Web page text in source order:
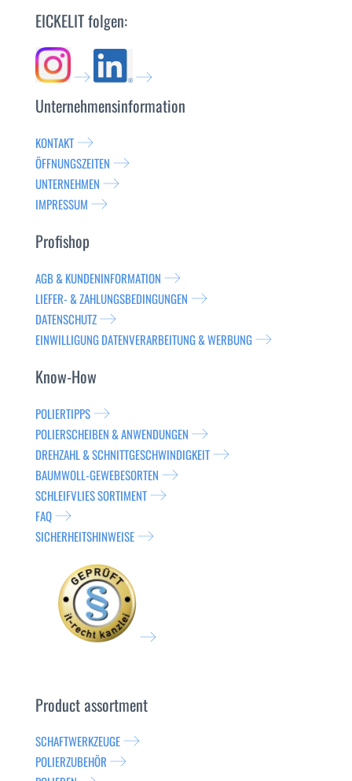
EICKELIT folgen:
Unternehmensinformation
KONTAKT
ÖFFNUNGSZEITEN
UNTERNEHMEN
IMPRESSUM
Profishop
AGB & KUNDENINFORMATION
LIEFER- & ZAHLUNGSBEDINGUNGEN
DATENSCHUTZ
EINWILLIGUNG DATENVERARBEITUNG & WERBUNG
Know-How
POLIERTIPPS
POLIERSCHEIBEN & ANWENDUNGEN
DREHZAHL & SCHNITTGESCHWINDIGKEIT
BAUMWOLL-GEWEBESORTEN
SCHLEIFVLIES SORTIMENT
FAQ
SICHERHEITSHINWEISE
Product assortment
SCHAFTWERKZEUGE
POLIERZUBEHÖR